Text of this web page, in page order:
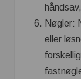
Nøgler:
eller